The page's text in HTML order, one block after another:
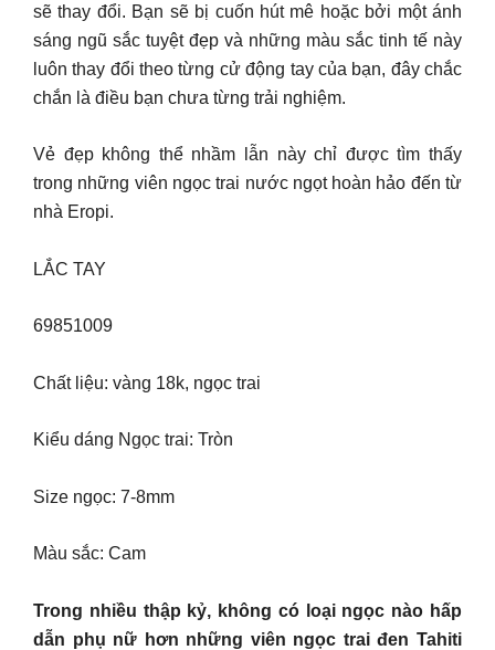
sẽ thay đổi. Bạn sẽ bị cuốn hút mê hoặc bởi một ánh
sáng ngũ sắc tuyệt đẹp và những màu sắc tinh tế này
luôn thay đổi theo từng cử động tay của bạn, đây chắc
chắn là điều bạn chưa từng trải nghiệm.
Vẻ đẹp không thể nhầm lẫn này chỉ được tìm thấy
trong những viên ngọc trai nước ngọt hoàn hảo đến từ
nhà Eropi.
LẮC TAY
69851009
Chất liệu: vàng 18k, ngọc trai
Kiểu dáng Ngọc trai: Tròn
Size ngọc: 7-8mm
Màu sắc: Cam
Trong nhiều thập kỷ, không có loại ngọc nào hấp
dẫn phụ nữ hơn những viên ngọc trai đen Tahiti